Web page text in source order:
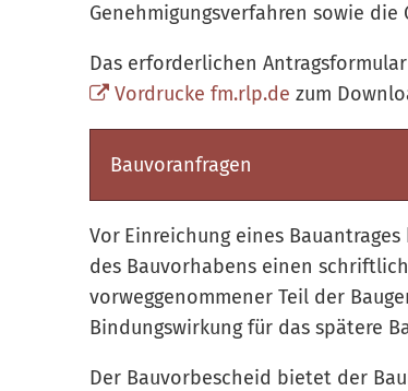
Genehmigungsverfahren sowie die
Das erforderlichen
Vordrucke fm.rlp.de zum
Bauvoranfragen
Vor Einreichung eines
des Bauvorhabens einen
vorweggenommener Teil der
Bindungswirkung für das spätere
Der Bauvorbescheid bietet der